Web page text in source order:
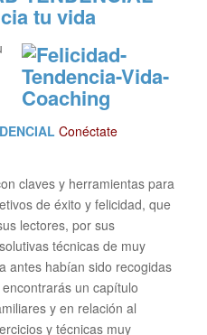
tu vida
Conéctate
claves y herramientas para
de éxito y felicidad, que
lectores, por sus
técnicas de muy
antes habían sido recogidas
un capítulo
y en relación al
y técnicas muy